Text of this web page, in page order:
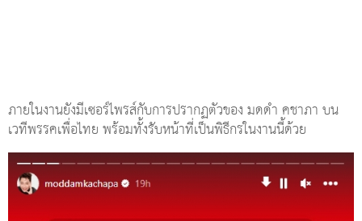
ภายในงานยังมีเซอร์ไพรส์กับการปรากฏตัวของ มดดำ คชาภา บน
เวทีพรรคเพื่อไทย พร้อมทั้งรับหน้าที่เป็นพิธีกรในงานนี้ด้วย